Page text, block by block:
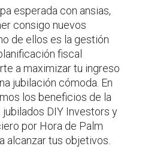
esperada con ansias,
consigo nuevos
de ellos es la gestión
fiscal
a maximizar tu ingreso
jubilación cómoda. En
los beneficios de la
DIY Investors y
por Hora de Palm
alcanzar tus objetivos.